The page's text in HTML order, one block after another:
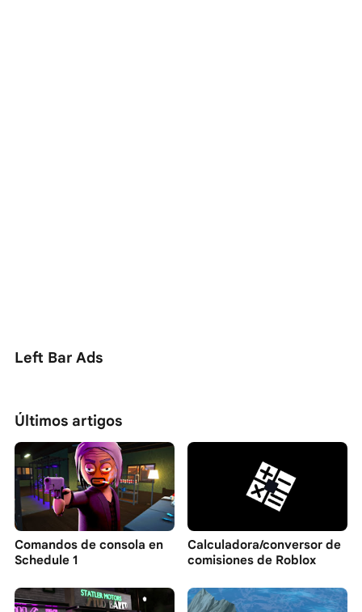
Left Bar Ads
Últimos artigos
Comandos de consola en
Schedule 1
Calculadora/conversor de
comisiones de Roblox